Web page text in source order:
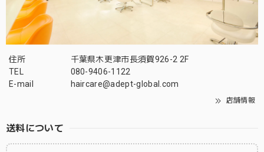
住所
千葉県木更津市長須賀926-2 2F
TEL
080-9406-1122
E-mail
haircare@adept-global.com
店舗情報
送料について